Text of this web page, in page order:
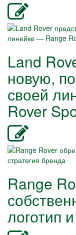
Land
новую,
своей
Rover
Range
логотип